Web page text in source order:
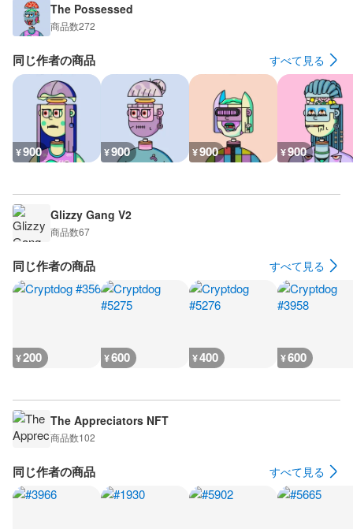
The Possessed
商品数272
同じ作者の商品 すべて見る
¥900 ¥900 ¥900 ¥900
Glizzy Gang V2
商品数67
同じ作者の商品 すべて見る
¥200 ¥600 ¥400 ¥600
The Appreciators NFT
商品数102
同じ作者の商品 すべて見る